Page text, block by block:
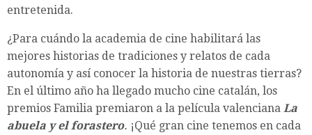
entretenida.
¿Para cuándo la academia de cine habilitará las
mejores historias de tradiciones y relatos de cada
autonomía y así conocer la historia de nuestras tierras?
En el último año ha llegado mucho cine catalán, los
premios Familia premiaron a la película valenciana La
abuela y el forastero. ¡Qué gran cine tenemos en cada